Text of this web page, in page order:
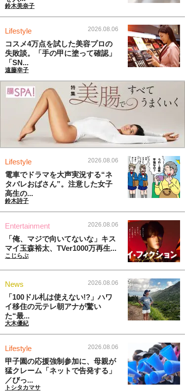
鈴木美奈子
Lifestyle 2026.08.06
コスメ4万点を試した美容プロの
失敗談。「手の甲に塗って確認」
「SN...
遠藤幸子
Lifestyle 2026.08.06
電車でドラマを大声実況する“ネ
タバレおばさん”。注意した女子
高生の...
鈴木詩子
Entertainment 2026.08.06
「俺、マジで向いてないな」キス
マイ玉森裕太、TVer1000万再生...
こじらぶ
News 2026.08.06
「100ドル札は使えない!?」ハワ
イ移住の元テレ朝アナが驚い
た“最...
大木優紀
Lifestyle 2026.08.06
甲子園の応援強制参加に、母親が
猛クレーム「ネットで告発する」
／びっ...
トシタカマサ